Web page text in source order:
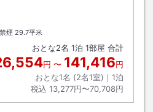
煙 29.7平米
おとな2名 1泊 1部屋 合計
円 〜 141,416円
おとな1名 (2名1室)｜ 1泊
税込 13,277円〜70,708円